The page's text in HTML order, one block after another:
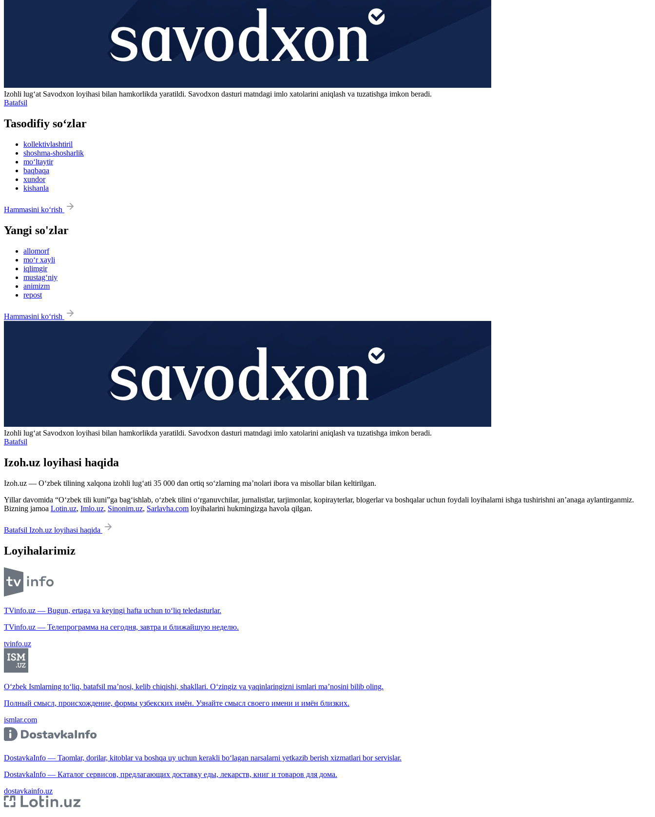
Izohli lugʻat Savodxon loyihasi bilan hamkorlikda yaratildi. Savodxon dasturi matndagi imlo xatolarini aniqlash va tuzatishga imkon beradi.
Batafsil
Tasodifiy so‘zlar
kollektivlashtiril
shoshma-shosharlik
mo‘ltaytir
baqbaqa
xundor
kishanla
Hammasini ko‘rish
Yangi so'zlar
allomorf
mo‘r xayli
iqlimgir
mustag‘niy
animizm
repost
Hammasini ko‘rish
Izohli lugʻat Savodxon loyihasi bilan hamkorlikda yaratildi. Savodxon dasturi matndagi imlo xatolarini aniqlash va tuzatishga imkon beradi.
Batafsil
Izoh.uz loyihasi haqida
Izoh.uz — O‘zbek tilining xalqona izohli lug‘ati 35 000 dan ortiq so‘zlarning ma’nolari ibora va misollar bilan keltirilgan.
Yillar davomida “O‘zbek tili kuni”ga bag‘ishlab, o‘zbek tilini o‘rganuvchilar, jurnalistlar, tarjimonlar, kopirayterlar, blogerlar va boshqalar uchun foydali loyihalarni ishga tushirishni an’anaga aylantirganmiz.
Bizning jamoa Lotin.uz, Imlo.uz, Sinonim.uz, Sarlavha.com loyihalarini hukmingizga havola qilgan.
Batafsil Izoh.uz loyihasi haqida
Loyihalarimiz
TVinfo.uz — Bugun, ertaga va keyingi hafta uchun to‘liq teledasturlar.
TVinfo.uz — Телепрограмма на сегодня, завтра и ближайшую неделю.
tvinfo.uz
O‘zbek Ismlarning to‘liq, batafsil ma’nosi, kelib chiqishi, shakllari. O‘zingiz va yaqinlaringizni ismlari ma’nosini bilib oling.
Полный смысл, происхождение, формы узбекских имён. Узнайте смысл своего имени и имён близких.
ismlar.com
DostavkaInfo — Taomlar, dorilar, kitoblar va boshqa uy uchun kerakli bo‘lagan narsalarni yetkazib berish xizmatlari bor servislar.
DostavkaInfo — Каталог сервисов, предлагающих доставку еды, лекарств, книг и товаров для дома.
dostavkainfo.uz